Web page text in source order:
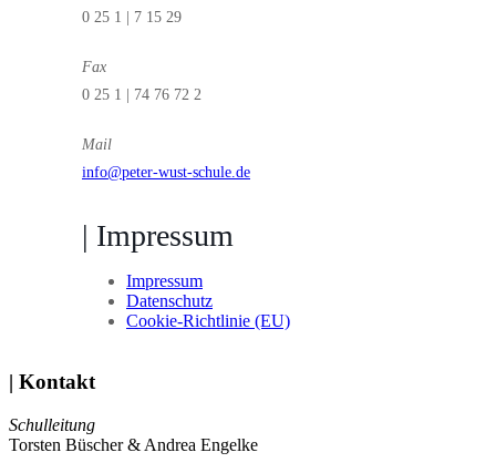
0 25 1 | 7 15 29
Fax
0 25 1 | 74 76 72 2
Mail
info@peter-wust-schule.de
| Impressum
Impressum
Datenschutz
Cookie-Richtlinie (EU)
| Kontakt
Schulleitung
Torsten Büscher & Andrea Engelke